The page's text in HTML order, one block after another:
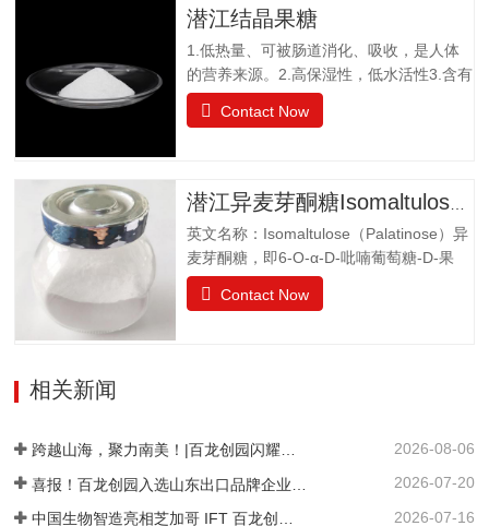
口感清爽，无异味；作为普通食品生产经
营。物理特性：甜度为蔗糖的22%易溶于
水，溶解度为130g（20℃），不同于乙
醚、乙醇等有机溶剂保湿性和吸湿性均小
于蔗糖，但高于高果糖浆渗透压与蔗糖相
差不大水苏糖没有还原性可添加在液体食
小，效果显著，不会破坏原有食品的风
味。添加在焙烤食品中，可保持水分，…
潜江结晶果糖
1.低热量、可被肠道消化、吸收，是人体
的营养来源。2.高保湿性，低水活性3.含有
醛基，可发生美拉德反应，使烘焙食品上
色。 4.冰点降低能力5.不易结晶性6.与其
用于功能食品、营养保健食品、冷饮食品
以及低热值食品和运动型饮料配方中。结
晶果糖质量标准GBT20882.3项目要求外观
白色晶体或结晶性粉末气味具有产品特有
的气味果糖（占干基比）/% ≥99.0干燥失
重/%≤0.5pH值4.0~7.05-羟甲基糠醛（以吸
Contact Now
英文名称：Isomaltulose（Palatinose）异
麦芽酮糖，即6-O-α-D-吡喃葡萄糖-D-果
糖，是一种结晶状的还原性二糖，由葡萄
糖与果糖以α-1,6糖苷键结合而成。分子式
能力很强。热稳定比蔗糖略差，不被大多
数细菌和酵母所发酵。遮蔽异味，平衡口
感和风味。在高温下长时间加热比蔗糖稍
易容易着色。 法规许可中国：食品添加剂
Contact Now
相关新闻
跨越山海，聚力南美！|百龙创园闪耀巴西 FiSA 南美食品配料展，深耕健康配料市场 2026-08-06
2026-07-20
2026-07-16